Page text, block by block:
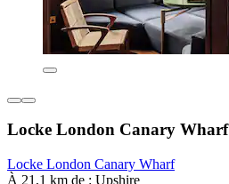
Locke London Canary Wharf
Locke London Canary Wharf
À 21,1 km de : Upshire